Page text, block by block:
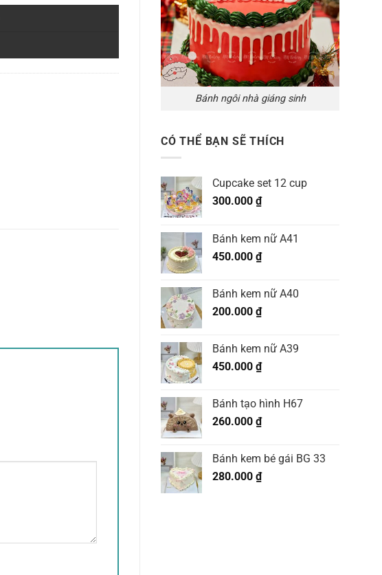
Bánh ngôi nhà giáng sinh
CÓ THỂ BẠN SẼ THÍCH
Cupcake set 12 cup
300.000 ₫
Bánh kem nữ A41
450.000 ₫
Bánh kem nữ A40
200.000 ₫
Bánh kem nữ A39
450.000 ₫
Bánh tạo hình H67
260.000 ₫
Bánh kem bé gái BG 33
280.000 ₫